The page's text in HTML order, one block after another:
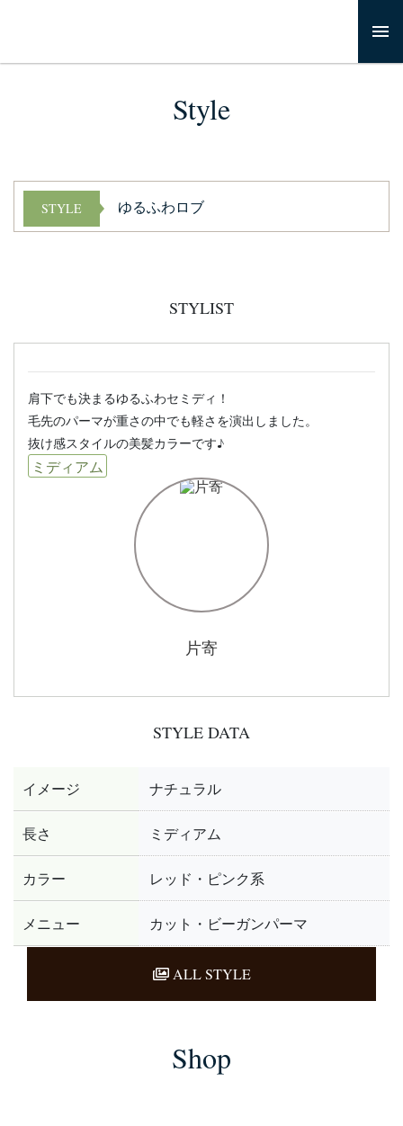
Style
STYLE ゆるふわロブ
STYLIST
肩下でも決まるゆるふわセミディ！
毛先のパーマが重さの中でも軽さを演出しました。
抜け感スタイルの美髪カラーです♪
ミディアム
片寄
STYLE DATA
イメージ ナチュラル
長さ ミディアム
カラー レッド・ピンク系
メニュー カット・ビーガンパーマ
ALL STYLE
Shop